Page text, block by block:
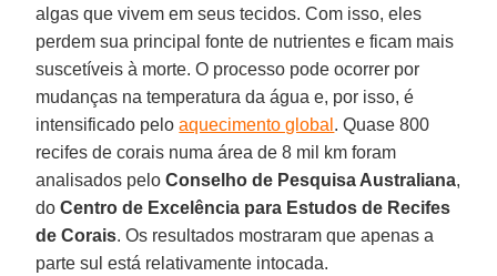
algas que vivem em seus tecidos. Com isso, eles
perdem sua principal fonte de nutrientes e ficam mais
suscetíveis à morte. O processo pode ocorrer por
mudanças na temperatura da água e, por isso, é
intensificado peloaquecimento global . Quase 800
recifes de corais numa área de 8 mil km foram
analisados peloConselho de Pesquisa Australiana,
doCentro de Excelência para Estudos de Recifes
de Corais. Os resultados mostraram que apenas a
parte sul está relativamente intocada.